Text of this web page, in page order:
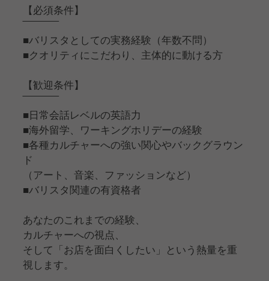
【必須条件】
‾‾‾‾‾‾‾‾‾‾
■バリスタとしての実務経験（年数不問）
■クオリティにこだわり、主体的に動ける方
【歓迎条件】
‾‾‾‾‾‾‾‾‾‾
■日常会話レベルの英語力
■海外留学、ワーキングホリデーの経験
■各種カルチャーへの強い関心やバックグラウン
ド
（アート、音楽、ファッションなど）
■バリスタ関連の有資格者
あなたのこれまでの経験、
カルチャーへの視点、
そして「お店を面白くしたい」という熱量を重
視します。